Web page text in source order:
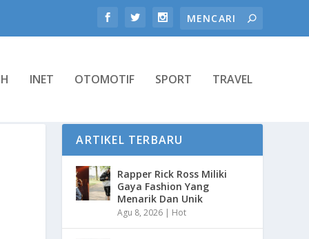
INET OTOMOTIF SPORT TRAVEL
ARTIKEL TERBARU
Rapper Rick Ross Miliki
Gaya Fashion Yang
Menarik Dan Unik
Agu 8, 2026 | Hot